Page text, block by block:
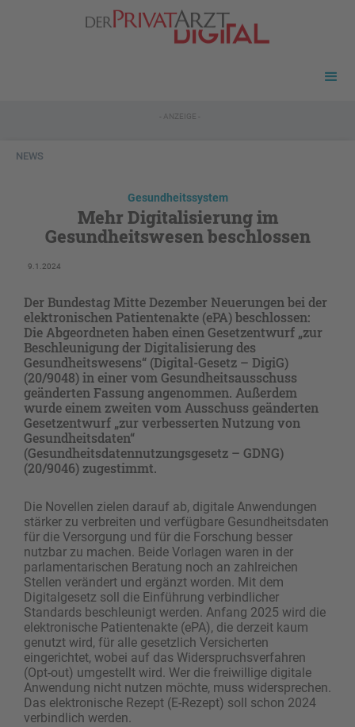
- ANZEIGE -
NEWS
Gesundheitssystem
Mehr Digitalisierung im
Gesundheitswesen beschlossen
9.1.2024
Der Bundestag Mitte Dezember Neuerungen bei der
elektronischen Patientenakte (ePA) beschlossen:
Die Abgeordneten haben einen Gesetzentwurf „zur
Beschleunigung der Digitalisierung des
Gesundheitswesens“ (Digital-Gesetz – DigiG)
(20/9048) in einer vom Gesundheitsausschuss
geänderten Fassung angenommen. Außerdem
wurde einem zweiten vom Ausschuss geänderten
Gesetzentwurf „zur verbesserten Nutzung von
Gesundheitsdaten“
(Gesundheitsdatennutzungsgesetz – GDNG)
(20/9046) zugestimmt.
Die Novellen zielen darauf ab, digitale Anwendungen
stärker zu verbreiten und verfügbare Gesundheitsdaten
für die Versorgung und für die Forschung besser
nutzbar zu machen. Beide Vorlagen waren in der
parlamentarischen Beratung noch an zahlreichen
Stellen verändert und ergänzt worden. Mit dem
Digitalgesetz soll die Einführung verbindlicher
Standards beschleunigt werden. Anfang 2025 wird die
elektronische Patientenakte (ePA), die derzeit kaum
genutzt wird, für alle gesetzlich Versicherten
eingerichtet, wobei auf das Widerspruchsverfahren
(Opt-out) umgestellt wird. Wer die freiwillige digitale
Anwendung nicht nutzen möchte, muss widersprechen.
Das elektronische Rezept (E-Rezept) soll schon 2024
verbindlich werden.